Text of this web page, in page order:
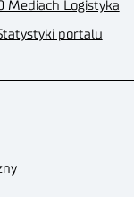
Mediach Logistyka
portalu